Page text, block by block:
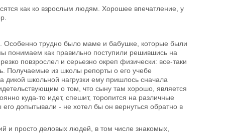
как ко взрослым людям. Хорошее впечатление, у
Особенно трудно было маме и бабушке, которые были
понимаем как правильно поступили решившись на
повзрослел и серьезно окреп физически: все-таки
Получаемые из школы репорты о его учебе
дикой школьной нагрузки ему пришлось сначала
о том, что сыну там хорошо, является
куда-то идет, спешит, торопится на различные
допытывали - не хотел бы он вернуться обратно в
и просто деловых людей, в том числе знакомых,